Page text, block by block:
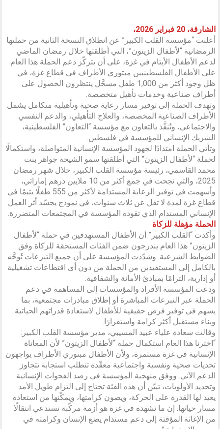
الشارقة، 20 فبراير 2026،
أعلنت “مؤسسة القلب الكبير” عن انطلاق النسخة الثانية من حملتها
الرمضانية “لأطفال الزيتون”، التي أطلقتها خلال رمضان الماضي
لدعم الأطفال الأيتام في غزة، على أن يتركّز دعم الحملة هذا العام
على الأطفال الفلسطينيين مبتوري الأطراف في قطاع غزة، في
ظل وجود أكثر من 1,000 طفل مسجَّل ينتظرون الحصول على
أطراف صناعية وخدمات تأهيل متخصصة.
وتهدف الحملة إلى توفير مسار رعاية صحية وتأهيلية متكامل يشمل
الأطراف الصناعية المخصصة، والعلاج التأهيلي، والدعم النفسي
والاجتماعي، وتُنفَّذ بالتعاون مع مؤسسة “التعاون” الفلسطينية،
الشريك الإنساني للمؤسسة في فلسطين.
وتأتي الحملة امتدادًا لجهود المؤسسة الإنسانية المتواصلة، واستكمالًا
لحملة “لأطفال الزيتون” التي أطلقتها سمو الشيخة جواهر بنت
محمد القاسمي، رئيسة مؤسسة القلب الكبير، خلال شهر رمضان
2025، والتي نجحت في جمع أكثر من 10 ملايين درهم إماراتي،
وأسهمت في توفير الرعاية المستدامة لأكثر من 555 طفلًا يتيمًا في
قطاع غزة لمدة لا تقل عن ثلاث سنوات، في نموذج يجسّد أثر العمل
الإنساني المستدام الذي تقوده المؤسسة في المجتمعات المتضررة.
الحملة مؤهلة للزكاة
وأكدت “القلب الكبير” أن الأطفال المستهدفين في حملة “لأطفال
الزيتون” هذا العام يندرجون ضمن الفئات المستحقة للزكاة وفق
الضوابط الشرعية. وشدّدت المؤسسة على أن جميع التبرعات تُوجَّه
بالكامل إلى المستفيدين من الحملة من دون أي اقتطاعات تشغيلية
أو إدارية، التزامًا بمبادئ الأمانة والشفافية.
ودعت المؤسسة الأفراد والمؤسسات إلى المساهمة في دعم
الحملة عبر التبرعات المباشرة أو إطلاق مبادرات مجتمعية، بما
يسهم في توفير فرص حقيقية للأطفال لاستعادة قدراتهم الحياتية
وبناء مستقبل أكثر كرامة واستقرارًا.
وقالت سعادة علياء عبيد المسيبي، مدير مؤسسة القلب الكبير:
“اخترنا هذا العام استكمال حملة “لأطفال الزيتون” لأن المعاناة
الإنسانية في غزة مستمرة، ولأن الأطفال مبتوري الأطراف يواجهون
تحديات صحية ونفسية واجتماعية معقّدة تتطلب استجابة تتجاوز
الدعم الآني. ووفق منهجية المؤسسة في رصد الفجوات الإنسانية
وتحديد الأولويات، تبيّن أن هذه الفئة تحتاج إلى التزام طويل الأمد
يعيد لها القدرة على الحركة، ويصون كرامتها، ويمكّنها من استعادة
مسار حياتها. إن ما نشهده في غزة هو أزمة مركّبة تستدعي انتقالًا
من الإغاثة المؤقتة إلى دعم مستدام يضع الإنسان وكرامته في